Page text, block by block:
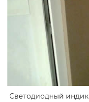
Светодиодный